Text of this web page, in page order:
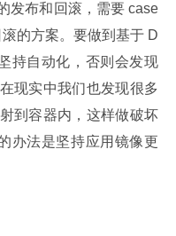
发布和回滚，需要 case
的方案。要做到基于 D
持自动化，否则会发现
现实中我们也发现很多
到容器内，这样做破坏
办法是坚持应用镜像更